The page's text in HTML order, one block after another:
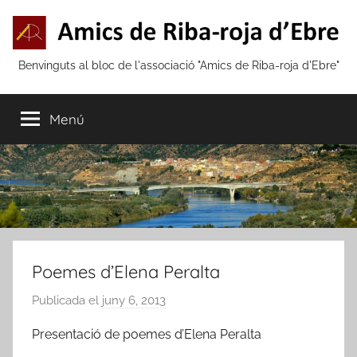
contingut
Amics
de
Riba-
roja
d'Ebre
Benvinguts al bloc de l'associació "Amics de Riba-roja d'Ebre"
Menú
Poemes d’Elena Peralta
Publicada el juny 6, 2013
r
Presentació de poemes d’Elena Peralta